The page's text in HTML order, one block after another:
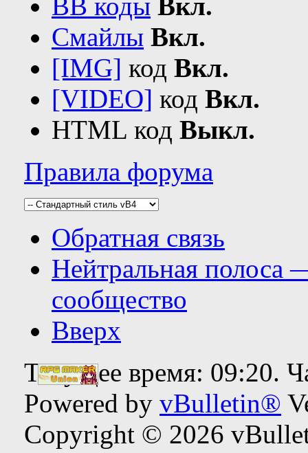
Смайлы Вкл.
[IMG] код Вкл.
[VIDEO] код Вкл.
HTML код Выкл.
Правила форума
Обратная связь
Нейтральная полоса
сообщество
Вверх
Текущее время: 09:20.
Powered by vBulletin®
Copyright © 2026